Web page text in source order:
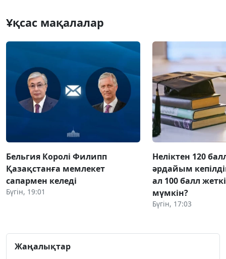
Ұқсас мақалалар
Бельгия Королі Филипп
Қазақстанға мемлекет
сапармен келеді
Бүгін, 19:01
Неліктен 120
әрдайым
ал 100 балл
мүмкін?
Бүгін, 17:03
Жаңалықтар